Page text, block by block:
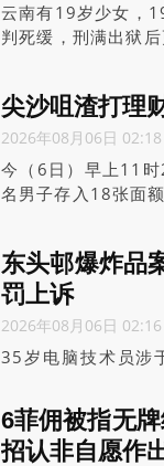
云南有19岁少女，
判死缓，刑满出狱
尖沙咀渣打理
2026年08月06日 02:18
今（6日）早上11
名男子存入18张面
东头邨爆炸品
罚上诉
2026年08月06日 02:16
35岁电脑技术员涉
与全球任何恐怖袭
全并引发广泛恐慌
案件暂未排期聆讯。
6菲佣被指无
招认非自愿作